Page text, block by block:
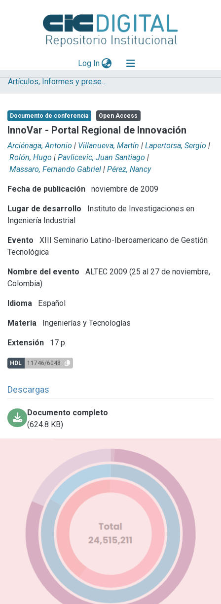
Log In(current)
Explorar
Aportar material
Statistics
Artículos, Informes y presentaciones en Congresos
Documento de conferencia Open Access
InnoVar - Portal Regional de Innovación
Arciénaga, Antonio | Villanueva, Martín | Lapertorsa, Sergio |
Rolón, Hugo | Pavlicevic, Juan Santiago |
Massaro, Fernando Gabriel | Pérez, Nancy
Fecha de publicación noviembre de 2009
Lugar de desarrollo
Instituto de Investigaciones en
Ingeniería Industrial
Evento
XIII Seminario Latino-Iberoamericano de Gestión
Tecnológica
Nombre del evento
ALTEC 2009 (25 al 27 de noviembre,
Colombia)
Idioma Español
Materia Ingenierías y Tecnologías
Extensión 17 p.
HDL 11746/6048
Descargas
Documento completo
(624.8 KB)